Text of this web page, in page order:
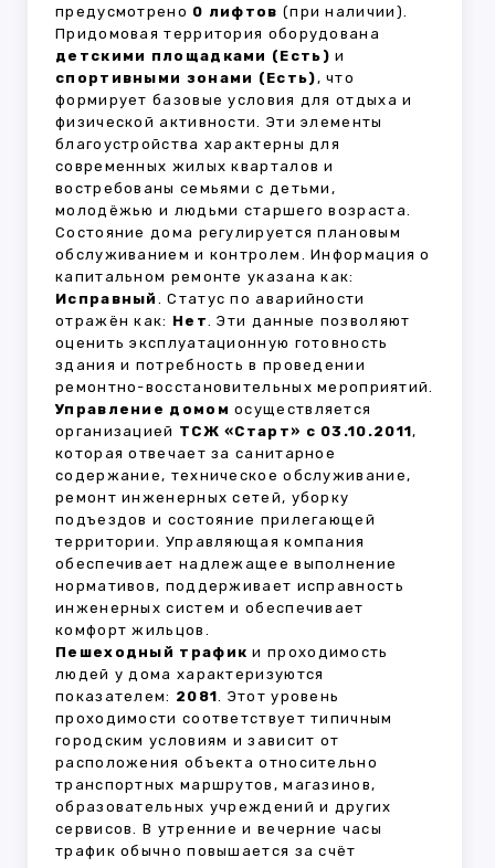
предусмотрено 0 лифтов (при наличии).
Придомовая территория оборудована
детскими площадками (Есть) и
спортивными зонами (Есть), что
формирует базовые условия для отдыха и
физической активности. Эти элементы
благоустройства характерны для
современных жилых кварталов и
востребованы семьями с детьми,
молодёжью и людьми старшего возраста.
Состояние дома регулируется плановым
обслуживанием и контролем. Информация о
капитальном ремонте указана как:
Исправный . Статус по аварийности
отражён как: Нет. Эти данные позволяют
оценить эксплуатационную готовность
здания и потребность в проведении
ремонтно-восстановительных мероприятий.
Управление домом осуществляется
организацией ТСЖ «Старт» с 03.10.2011,
которая отвечает за санитарное
содержание, техническое обслуживание,
ремонт инженерных сетей, уборку
подъездов и состояние прилегающей
территории. Управляющая компания
обеспечивает надлежащее выполнение
нормативов, поддерживает исправность
инженерных систем и обеспечивает
комфорт жильцов.
Пешеходный трафик и проходимость
людей у дома характеризуются
показателем: 2081. Этот уровень
проходимости соответствует типичным
городским условиям и зависит от
расположения объекта относительно
транспортных маршрутов, магазинов,
образовательных учреждений и других
сервисов. В утренние и вечерние часы
трафик обычно повышается за счёт